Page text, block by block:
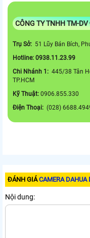
CÔNG TY TNHH TM-
Trụ Sở: 51 Lũy Bán Bích,
Hotline: 0938.11.23.99
Chi Nhánh 1: 445/38 Tân
TP.HCM
Kỹ Thuật: 0906.855.330
Điện Thoại: (028)
ĐÁNH GIÁCAMERA
Nội dung: